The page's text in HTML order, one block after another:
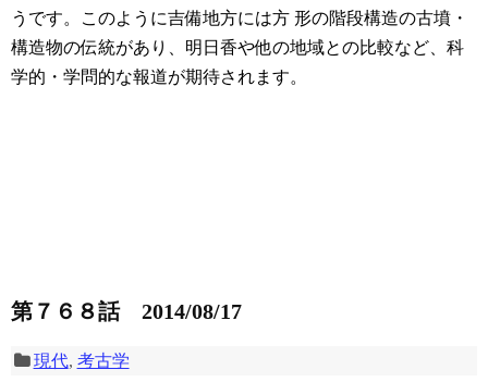
うです。このように吉備地方には方 形の階段構造の古墳・
構造物の伝統があり、明日香や他の地域との比較など、科
学的・学問的な報道が期待されます。
第７６８話 2014/08/17
現代, 考古学